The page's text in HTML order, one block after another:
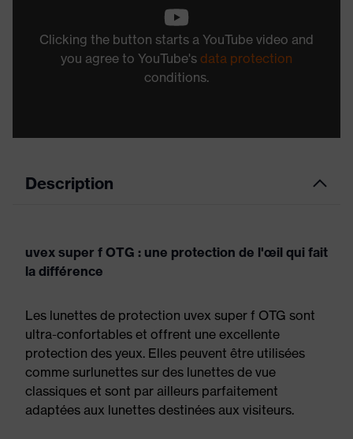
Clicking the button starts a YouTube video and
you agree to YouTube's data protection
conditions.
Description
uvex super f OTG : une protection de l'œil qui fait
la différence
Les lunettes de protection uvex super f OTG sont
ultra-confortables et offrent une excellente
protection des yeux. Elles peuvent être utilisées
comme surlunettes sur des lunettes de vue
classiques et sont par ailleurs parfaitement
adaptées aux lunettes destinées aux visiteurs.